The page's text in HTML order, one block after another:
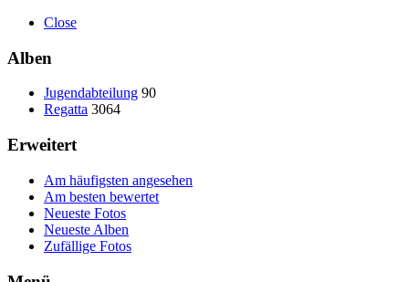
Close
Alben
Jugendabteilung 90
Regatta 3064
Erweitert
Am häufigsten angesehen
Am besten bewertet
Neueste Fotos
Neueste Alben
Zufällige Fotos